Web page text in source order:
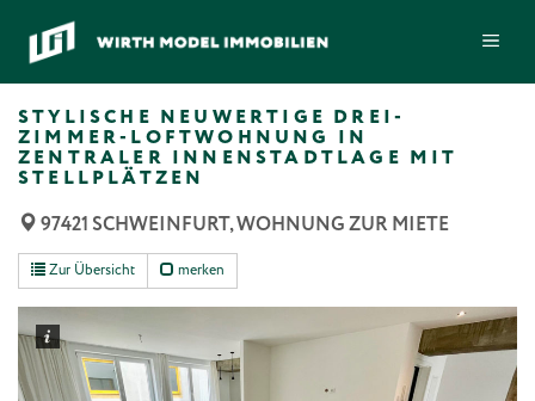
Inhalt
springen
STYLISCHE NEUWERTIGE DREI-
ZIMMER-LOFTWOHNUNG IN
ZENTRALER INNENSTADTLAGE MIT
STELLPLÄTZEN
97421 SCHWEINFURT, WOHNUNG ZUR MIETE
Zur Übersicht merken